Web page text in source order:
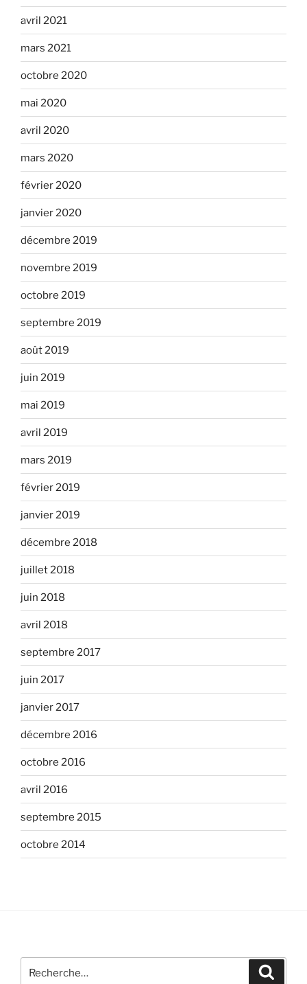
avril 2021
mars 2021
octobre 2020
mai 2020
avril 2020
mars 2020
février 2020
janvier 2020
décembre 2019
novembre 2019
octobre 2019
septembre 2019
août 2019
juin 2019
mai 2019
avril 2019
mars 2019
février 2019
janvier 2019
décembre 2018
juillet 2018
juin 2018
avril 2018
septembre 2017
juin 2017
janvier 2017
décembre 2016
octobre 2016
avril 2016
septembre 2015
octobre 2014
pour